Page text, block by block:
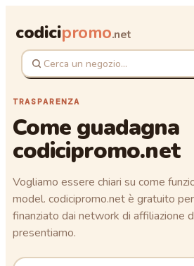
codicipromo.net
TRASPARENZA
Come guadagna
codicipromo.net
Vogliamo essere chiari su come
model. codicipromo.net è gratuito
finanziato dai network di affiliazione
presentiamo.